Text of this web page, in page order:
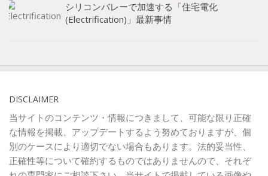
シリコンバレーで加速する「住宅電化
(Electrification)」最新事情
DISCLAIMER
当サイトのコンテンツ・情報につきまして、可能な限り正確
な情報を掲載、アップデートするよう努めておりますが、個
別のケースにより適切でない場合もあります。法的妥当性、
正確性等について確約するものではありませんので、それぞ